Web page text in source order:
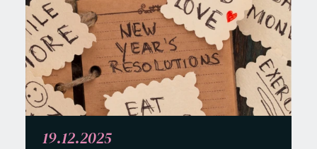
19.12.2025